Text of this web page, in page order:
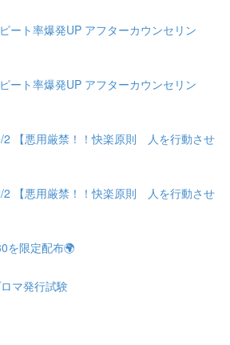
ート率爆発UP アフターカウンセリン
ート率爆発UP アフターカウンセリン
2 【悪用厳禁！！快楽原則 人を行動させ
2 【悪用厳禁！！快楽原則 人を行動させ
を限定配布🌍
マ発行試験